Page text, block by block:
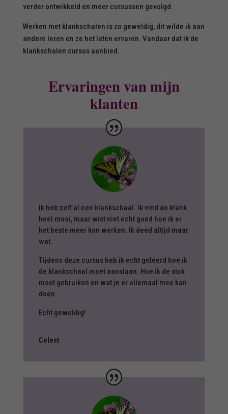
verder ontwikkeld en meer cursussen gevolgd.
Werken met klankschalen is zo geweldig, dit wilde ik aan
andere leren en ze het laten ervaren. Vandaar dat ik de
klankschalen cursus aanbied.
Ervaringen van mijn
klanten
Ik heb zelf al een klankschaal. Ik vind de klank
heel mooi, maar wist niet echt goed hoe ik er
het beste meer kon werken. Ik deed altijd maar
wat.
Tijdens deze cursus heb ik echt geleerd hoe ik
de klankschaal moet aanslaan. Hoe ik de stok
moet gebruiken en wat je er allemaal mee kan
doen.
Echt geweldig!
Celest